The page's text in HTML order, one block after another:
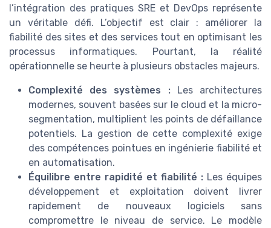
l’intégration des pratiques SRE et DevOps représente
un véritable défi. L’objectif est clair : améliorer la
fiabilité des sites et des services tout en optimisant les
processus informatiques. Pourtant, la réalité
opérationnelle se heurte à plusieurs obstacles majeurs.
Complexité des systèmes :Les architectures
modernes, souvent basées sur le cloud et la micro-
segmentation, multiplient les points de défaillance
potentiels. La gestion de cette complexité exige
des compétences pointues en ingénierie fiabilité et
en automatisation.
Équilibre entre rapidité et fiabilité : Les équipes
développement et exploitation doivent livrer
rapidement de nouveaux logiciels sans
compromettre le niveau de service. Le modèle